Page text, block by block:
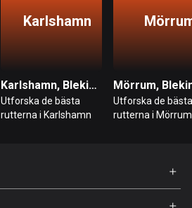
Karlshamn
Karlshamn, Blekinge län
Utforska de bästa
rutterna i Karlshamn
Utforska de bästa
rutterna i Mörrum